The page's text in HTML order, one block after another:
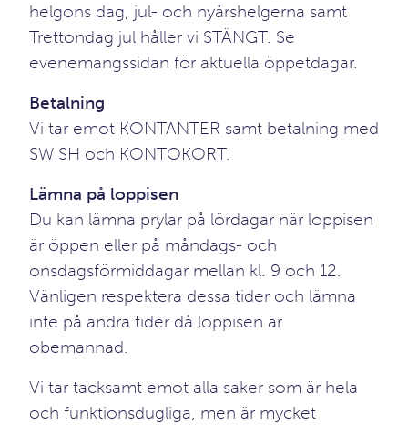
helgons dag, jul- och nyårshelgerna samt
Trettondag jul håller vi STÄNGT. Se
evenemangssidan för aktuella öppetdagar.
Betalning
Vi tar emot KONTANTER samt betalning med
SWISH och KONTOKORT.
Lämna på loppisen
Du kan lämna prylar på lördagar när loppisen
är öppen eller på måndags- och
onsdagsförmiddagar mellan kl. 9 och 12.
Vänligen respektera dessa tider och lämna
inte på andra tider då loppisen är
obemannad.
Vi tar tacksamt emot alla saker som är hela
och funktionsdugliga, men är mycket